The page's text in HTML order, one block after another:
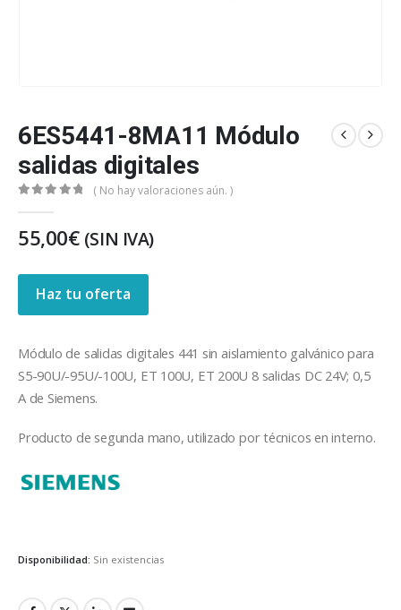
6ES5441-8MA11 Módulo
salidas digitales
( No hay valoraciones aún. )
55,00€ (SIN IVA)
Haz tu oferta
Módulo de salidas digitales 441 sin aislamiento galvánico para
S5-90U/-95U/-100U, ET 100U, ET 200U 8 salidas DC 24V; 0,5
A de Siemens.
Producto de segunda mano, utilizado por técnicos en interno.
Disponibilidad: Sin existencias